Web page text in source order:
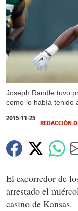
Joseph Randle tuvo
como lo había tenido
2015-11-25
REDACCIÓN
El excorredor de
arrestado el
casino de Kansas.